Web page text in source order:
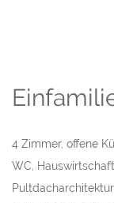
4 Zimmer, offene
WC,
Pultdacharchitektur